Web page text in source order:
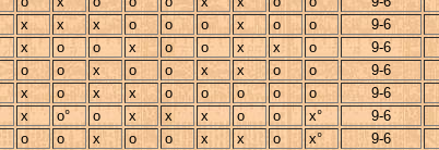
x x x o o o x o o 9-6
x o o x o o x x o 9-6
o o x o o x x o o 9-6
x o x x o o o o o 9-6
x o° o x x x o o x° 9-6
o o x o o x x o x° 9-6